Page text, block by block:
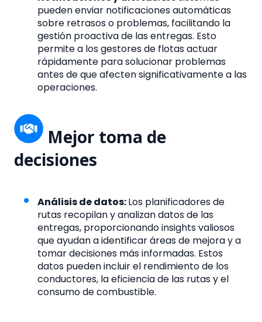
pueden enviar notificaciones automáticas
sobre retrasos o problemas, facilitando la
gestión proactiva de las entregas. Esto
permite a los gestores de flotas actuar
rápidamente para solucionar problemas
antes de que afecten significativamente a las
operaciones.
Mejor toma de
decisiones
Análisis de datos:Los planificadores de
rutas recopilan y analizan datos de las
entregas, proporcionando insights valiosos
que ayudan a identificar áreas de mejora y a
tomar decisiones más informadas. Estos
datos pueden incluir el rendimiento de los
conductores, la eficiencia de las rutas y el
consumo de combustible.